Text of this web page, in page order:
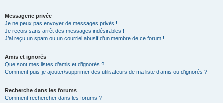
Messagerie privée
Je ne peux pas envoyer de messages privés !
Je reçois sans arrêt des messages indésirables !
J’ai reçu un spam ou un courriel abusif d’un membre de ce forum !
Amis et ignorés
Que sont mes listes d’amis et d’ignorés ?
Comment puis-je ajouter/supprimer des utilisateurs de ma liste d’amis ou d’ignorés ?
Recherche dans les forums
Comment rechercher dans les forums ?